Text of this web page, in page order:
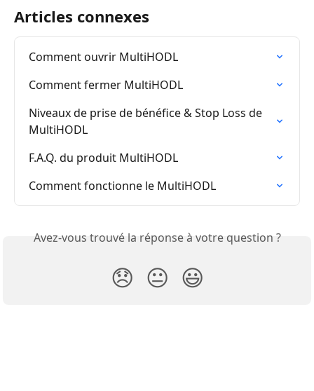
Articles connexes
Comment ouvrir MultiHODL
Comment fermer MultiHODL
Niveaux de prise de bénéfice & Stop Loss de
MultiHODL
F.A.Q. du produit MultiHODL
Comment fonctionne le MultiHODL
Avez-vous trouvé la réponse à votre question ?
😞 😐 😃